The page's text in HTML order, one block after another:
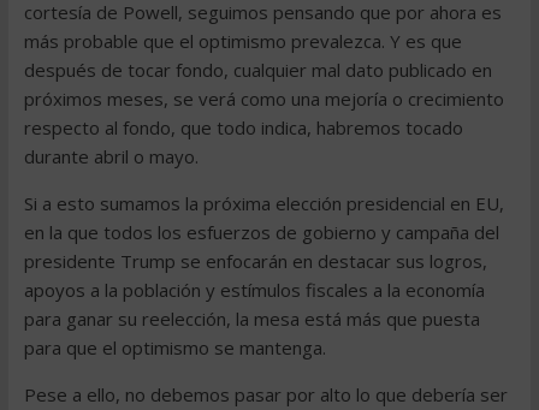
cortesía de Powell, seguimos pensando que por ahora es
más probable que el optimismo prevalezca. Y es que
después de tocar fondo, cualquier mal dato publicado en
próximos meses, se verá como una mejoría o crecimiento
respecto al fondo, que todo indica, habremos tocado
durante abril o mayo.
Si a esto sumamos la próxima elección presidencial en EU,
en la que todos los esfuerzos de gobierno y campaña del
presidente Trump se enfocarán en destacar sus logros,
apoyos a la población y estímulos fiscales a la economía
para ganar su reelección, la mesa está más que puesta
para que el optimismo se mantenga.
Pese a ello, no debemos pasar por alto lo que debería ser